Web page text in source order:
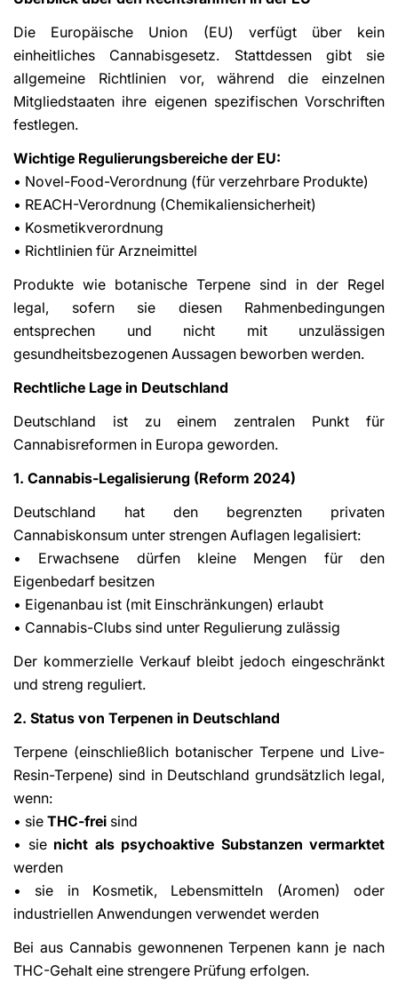
Die Europäische Union (EU) verfügt über kein
einheitliches Cannabisgesetz. Stattdessen gibt sie
allgemeine Richtlinien vor, während die einzelnen
Mitgliedstaaten ihre eigenen spezifischen Vorschriften
festlegen.
Wichtige Regulierungsbereiche der EU:
• Novel-Food-Verordnung (für verzehrbare Produkte)
• REACH-Verordnung (Chemikaliensicherheit)
• Kosmetikverordnung
• Richtlinien für Arzneimittel
Produkte wie botanische Terpene sind in der Regel
legal, sofern sie diesen Rahmenbedingungen
entsprechen und nicht mit unzulässigen
gesundheitsbezogenen Aussagen beworben werden.
Rechtliche Lage in Deutschland
Deutschland ist zu einem zentralen Punkt für
Cannabisreformen in Europa geworden.
1. Cannabis-Legalisierung (Reform 2024)
Deutschland hat den begrenzten privaten
Cannabiskonsum unter strengen Auflagen legalisiert:
• Erwachsene dürfen kleine Mengen für den
Eigenbedarf besitzen
• Eigenanbau ist (mit Einschränkungen) erlaubt
• Cannabis-Clubs sind unter Regulierung zulässig
Der kommerzielle Verkauf bleibt jedoch eingeschränkt
und streng reguliert.
2. Status von Terpenen in Deutschland
Terpene (einschließlich botanischer Terpene und Live-
Resin-Terpene) sind in Deutschland grundsätzlich legal,
wenn:
• sie THC-frei sind
• sie nicht als psychoaktive Substanzen vermarktet
werden
• sie in Kosmetik, Lebensmitteln (Aromen) oder
industriellen Anwendungen verwendet werden
Bei aus Cannabis gewonnenen Terpenen kann je nach
THC-Gehalt eine strengere Prüfung erfolgen.